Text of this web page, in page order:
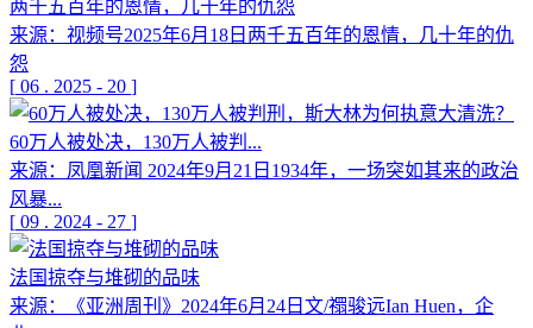
两千五百年的恩情，几十年的仇怨
来源：视频号2025年6月18日两千五百年的恩情，几十年的仇
怨
[ 06 . 2025 - 20 ]
60万人被处决，130万人被判...
来源：凤凰新闻 2024年9月21日1934年，一场突如其来的政治
风暴...
[ 09 . 2024 - 27 ]
法国掠夺与堆砌的品味
来源：《亚洲周刊》2024年6月24日文/禤骏远Ian Huen，企